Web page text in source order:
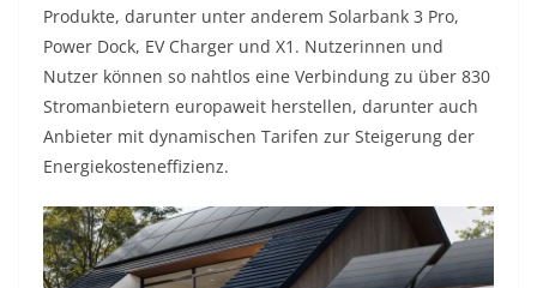
Produkte, darunter unter anderem Solarbank 3 Pro,
Power Dock, EV Charger und X1. Nutzerinnen und
Nutzer können so nahtlos eine Verbindung zu über 830
Stromanbietern europaweit herstellen, darunter auch
Anbieter mit dynamischen Tarifen zur Steigerung der
Energiekosteneffizienz.